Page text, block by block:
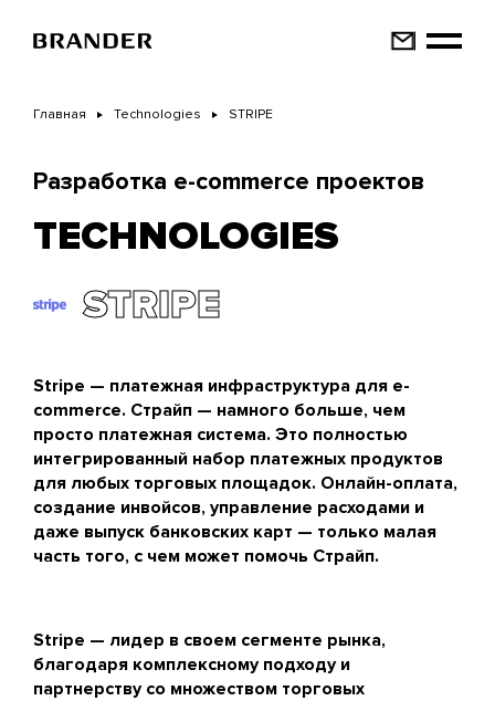
основному
Главная Technologies STRIPE
Разработка e-commerce проектов
TECHNOLOGIES
STRIPE
Stripe — платежная инфраструктура для e-
commerce. Страйп — намного больше, чем
просто платежная система. Это полностью
интегрированный набор платежных продуктов
для любых торговых площадок. Онлайн-оплата,
создание инвойсов, управление расходами и
даже выпуск банковских карт — только малая
часть того, с чем может помочь Страйп.
Stripe — лидер в своем сегменте рынка,
благодаря комплексному подходу и
партнерству со множеством торговых